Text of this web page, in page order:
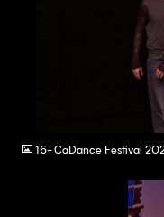
16- CaDance Festival